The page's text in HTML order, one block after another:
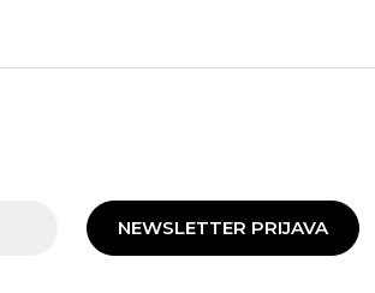
NEWSLETTER PRIJAVA